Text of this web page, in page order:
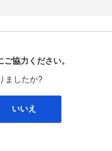
協力ください。
ましたか?
いいえ